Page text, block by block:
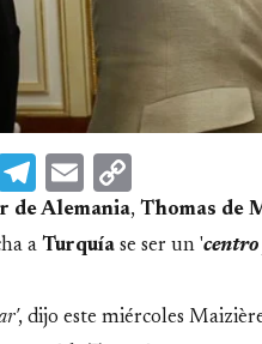
X Telegram
Email
Link
de Alemania, Thomas de
a Turquía se ser un 'centro
, dijo este miércoles